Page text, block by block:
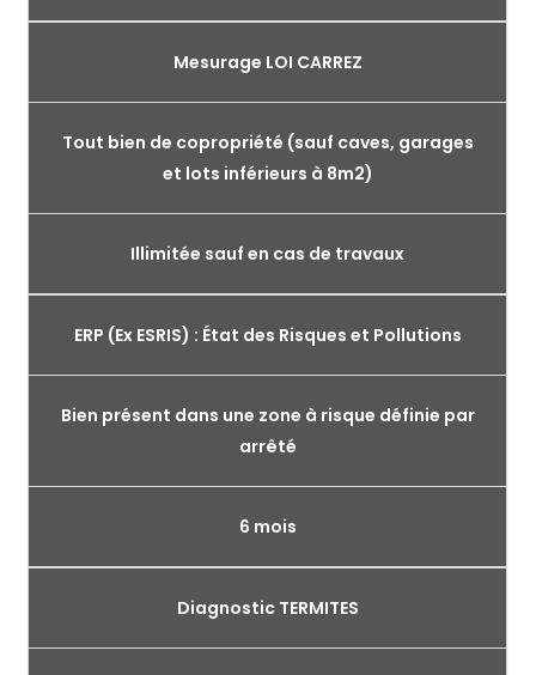
Mesurage LOI CARREZ
Tout bien de copropriété (sauf caves, garages
et lots inférieurs à 8m2)
Illimitée sauf en cas de travaux
ERP (Ex ESRIS) : État des Risques et Pollutions
Bien présent dans une zone à risque définie par
arrêté
6 mois
Diagnostic TERMITES